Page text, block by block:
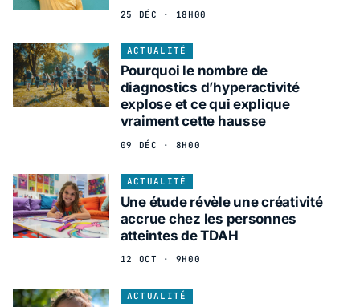
25 DÉC · 18H00
ACTUALITÉ
Pourquoi le nombre de
diagnostics d’hyperactivité
explose et ce qui explique
vraiment cette hausse
09 DÉC · 8H00
ACTUALITÉ
Une étude révèle une créativité
accrue chez les personnes
atteintes de TDAH
12 OCT · 9H00
ACTUALITÉ